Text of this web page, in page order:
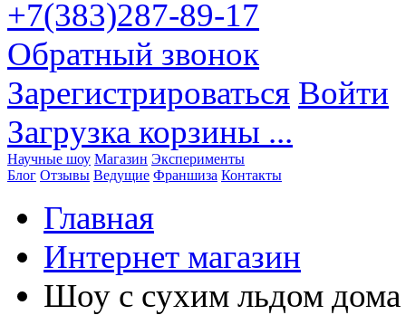
+7(383)287-89-17
Обратный звонок
Зарегистрироваться Войти
Загрузка корзины ...
Научные шоу Магазин Эксперименты
Блог Отзывы Ведущие Франшиза Контакты
Главная
Интернет магазин
Шоу с сухим льдом дома